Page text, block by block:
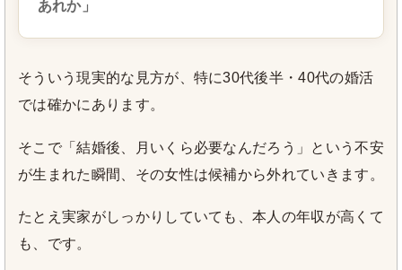
あれか」
そういう現実的な見方が、特に30代後半・40代の婚活
では確かにあります。
そこで「結婚後、月いくら必要なんだろう」という不安
が生まれた瞬間、その女性は候補から外れていきます。
たとえ実家がしっかりしていても、本人の年収が高くて
も、です。